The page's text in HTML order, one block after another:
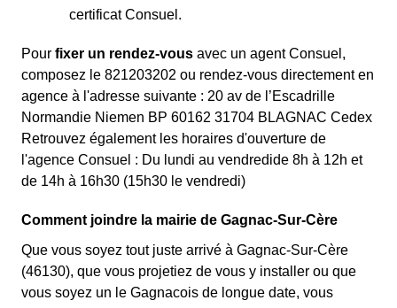
certificat Consuel.
Pour fixer un rendez-vous avec un agent Consuel,
composez le 821203202 ou rendez-vous directement en
agence à l'adresse suivante : 20 av de l’Escadrille
Normandie Niemen BP 60162 31704 BLAGNAC Cedex
Retrouvez également les horaires d'ouverture de
l'agence Consuel : Du lundi au vendredide 8h à 12h et
de 14h à 16h30 (15h30 le vendredi)
Comment joindre la mairie de Gagnac-Sur-Cère
Que vous soyez tout juste arrivé à Gagnac-Sur-Cère
(46130), que vous projetiez de vous y installer ou que
vous soyez un le Gagnacois de longue date, vous